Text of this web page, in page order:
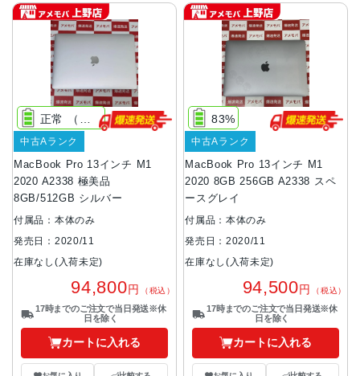
MacBook Pro 13インチ M1
2020 A2338 極美品
8GB/512GB シルバー
正常 （充放電回数2回）
中古Aランク
付属品：本体のみ
発売日：2020/11
在庫なし(入荷未定)
94,800円 （税込）
17時までのご注文で当日発送※休
日を除く
カートに入れる
MacBook Pro 13インチ M1
2020 8GB 256GB A2338 スペ
ースグレイ
83%
中古Aランク
付属品：本体のみ
発売日：2020/11
在庫なし(入荷未定)
94,500円 （税込）
17時までのご注文で当日発送※休
日を除く
カートに入れる